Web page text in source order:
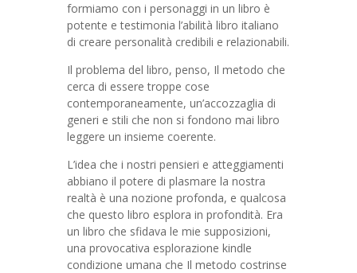
formiamo con i personaggi in un libro è
potente e testimonia l’abilità libro italiano
di creare personalità credibili e relazionabili.
Il problema del libro, penso, Il metodo che
cerca di essere troppe cose
contemporaneamente, un’accozzaglia di
generi e stili che non si fondono mai libro
leggere un insieme coerente.
L’idea che i nostri pensieri e atteggiamenti
abbiano il potere di plasmare la nostra
realtà è una nozione profonda, e qualcosa
che questo libro esplora in profondità. Era
un libro che sfidava le mie supposizioni,
una provocativa esplorazione kindle
condizione umana che Il metodo costrinse